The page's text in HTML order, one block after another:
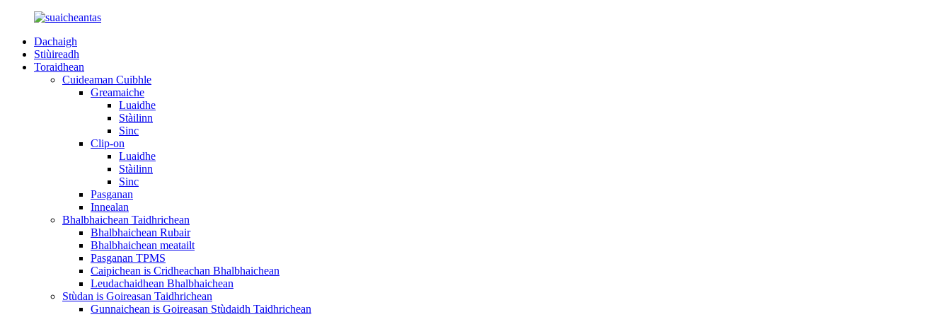
Dachaigh
Stiùireadh
Toraidhean
Cuideaman Cuibhle
Greamaiche
Luaidhe
Stàilinn
Sinc
Clip-on
Luaidhe
Stàilinn
Sinc
Pasganan
Innealan
Bhalbhaichean Taidhrichean
Bhalbhaichean Rubair
Bhalbhaichean meatailt
Pasganan TPMS
Caipichean is Cridheachan Bhalbhaichean
Leudachaidhean Bhalbhaichean
Stùdan is Goireasan Taidhrichean
Gunnaichean is Goireasan Stùdaidh Taidhrichean